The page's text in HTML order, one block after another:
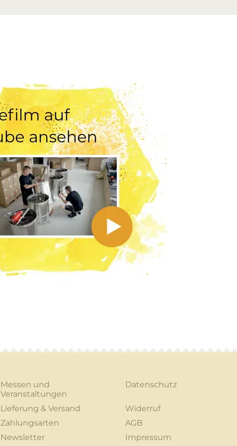
Messen und
Veranstaltungen
Datenschutz
Lieferung & Versand
Widerruf
Zahlungsarten
AGB
Newsletter
Impressum